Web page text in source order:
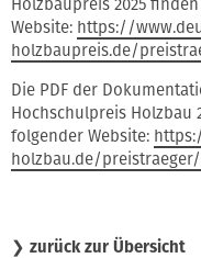
Holzbaupreis 2025
Website: https://
holzbaupreis.de/
Die PDF der
Hochschulpreis Holzbau
folgender Website:
holzbau.de/
❯ zurück zur Übersicht